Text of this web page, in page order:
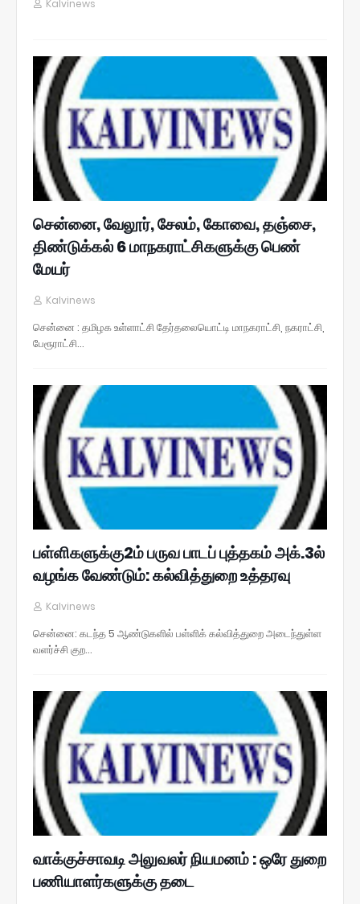
Kalvinews
சென்னை, வேலூர், சேலம், கோவை, தஞ்சை,
திண்டுக்கல் 6 மாநகராட்சிகளுக்கு பெண்
மேயர்
Kalvinews
சென்னை : தமிழக உள்ளாட்சி தேர்தலையொட்டி மாநகராட்சி, நகராட்சி,
பேரூராட்சி…
பள்ளிகளுக்கு2ம் பருவ பாடப் புத்தகம் அக்.3ல்
வழங்க வேண்டும்: கல்வித்துறை உத்தரவு
Kalvinews
சென்னை: கடந்த 5 ஆண்டுகளில் பள்ளிக் கல்வித்துறை அடைந்துள்ள
வளர்ச்சி குற…
வாக்குச்சாவடி அலுவலர் நியமனம் : ஒரே துறை
பணியாளர்களுக்கு தடை